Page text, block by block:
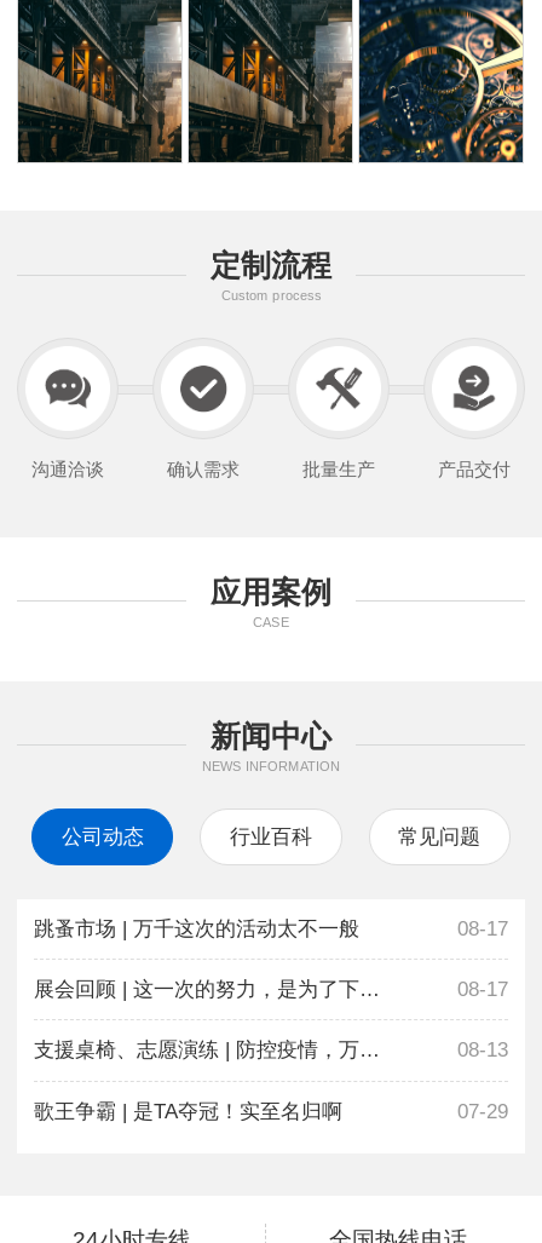
定制流程
Custom process
沟通洽谈 确认需求 批量生产 产品交付
应用案例
CASE
新闻中心
NEWS INFORMATION
公司动态 行业百科 常见问题
跳蚤市场 | 万千这次的活动太不一般 08-17
展会回顾 | 这一次的努力，是为了下一次更好地相遇 08-17
支援桌椅、志愿演练 | 防控疫情，万千在行动 08-13
歌王争霸 | 是TA夺冠！实至名归啊 07-29